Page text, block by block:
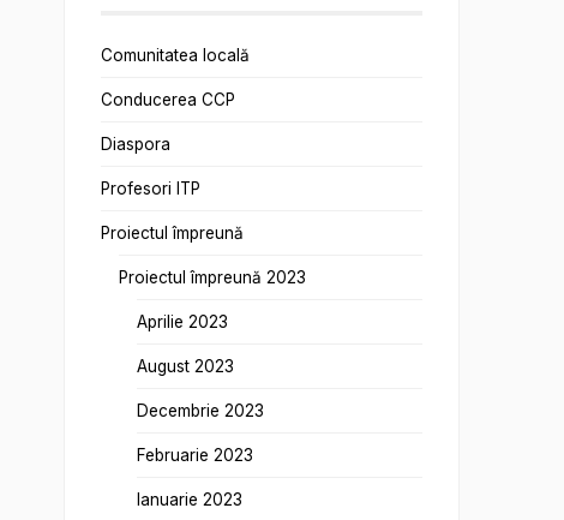
Comunitatea locală
Conducerea CCP
Diaspora
Profesori ITP
Proiectul împreună
Proiectul împreună 2023
Aprilie 2023
August 2023
Decembrie 2023
Februarie 2023
Ianuarie 2023